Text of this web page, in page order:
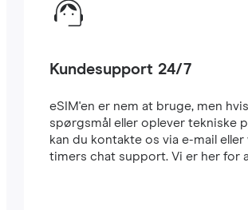
Kundesupport 24/7
eSIM'en er nem at bruge, men
spørgsmål eller oplever tekniske
kan du kontakte os via e-mail eller
timers chat support. Vi er her for